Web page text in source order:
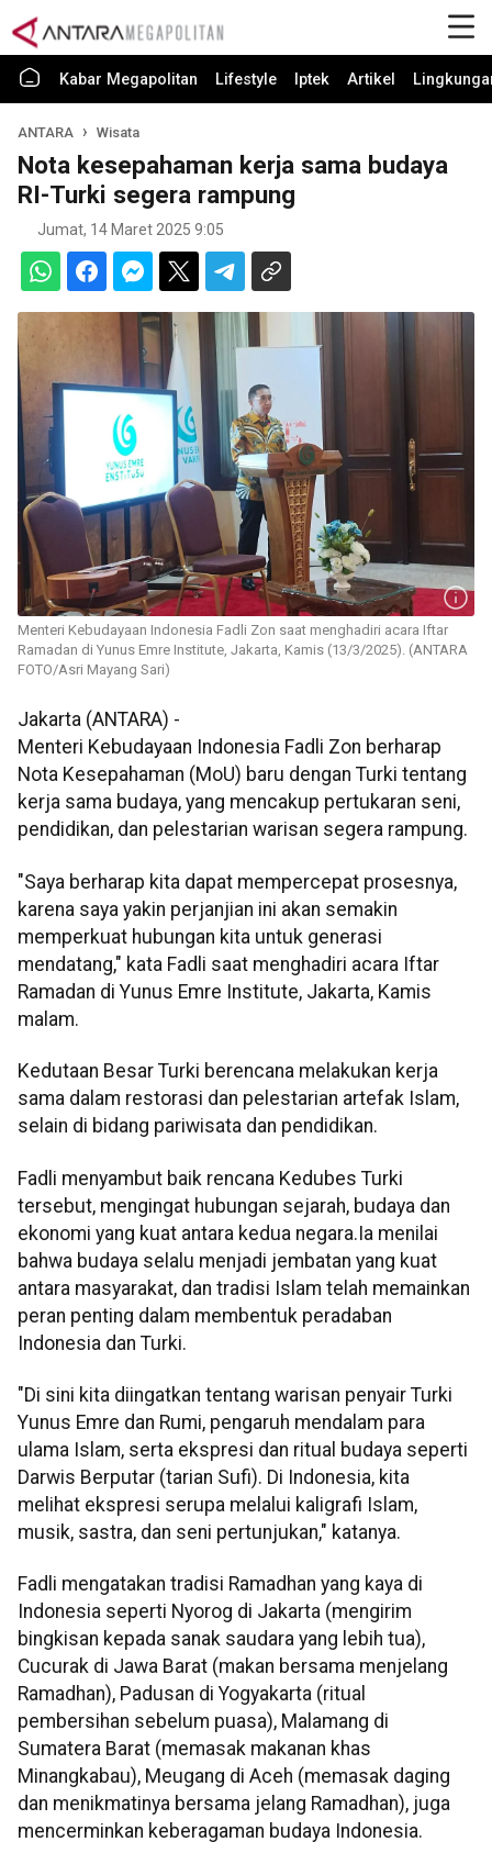
Kabar Megapolitan Lifestyle Iptek Artikel
ANTARA Wisata
Nota kesepahaman kerja sama budaya
RI-Turki segera rampung
Jumat, 14 Maret 2025 9:05
Menteri Kebudayaan Indonesia Fadli Zon saat menghadiri acara Iftar
Ramadan di Yunus Emre Institute, Jakarta, Kamis (13/3/2025). (ANTARA
FOTO/Asri Mayang Sari)
Jakarta (ANTARA) -
Menteri Kebudayaan Indonesia Fadli Zon berharap
Nota Kesepahaman (MoU) baru dengan Turki tentang
kerja sama budaya, yang mencakup pertukaran seni,
pendidikan, dan pelestarian warisan segera rampung.
"Saya berharap kita dapat mempercepat prosesnya,
karena saya yakin perjanjian ini akan semakin
memperkuat hubungan kita untuk generasi
mendatang," kata Fadli saat menghadiri acara Iftar
Ramadan di Yunus Emre Institute, Jakarta, Kamis
malam.
Kedutaan Besar Turki berencana melakukan kerja
sama dalam restorasi dan pelestarian artefak Islam,
selain di bidang pariwisata dan pendidikan.
Fadli menyambut baik rencana Kedubes Turki
tersebut, mengingat hubungan sejarah, budaya dan
ekonomi yang kuat antara kedua negara.Ia menilai
bahwa budaya selalu menjadi jembatan yang kuat
antara masyarakat, dan tradisi Islam telah memainkan
peran penting dalam membentuk peradaban
Indonesia dan Turki.
"Di sini kita diingatkan tentang warisan penyair Turki
Yunus Emre dan Rumi, pengaruh mendalam para
ulama Islam, serta ekspresi dan ritual budaya seperti
Darwis Berputar (tarian Sufi). Di Indonesia, kita
melihat ekspresi serupa melalui kaligrafi Islam,
musik, sastra, dan seni pertunjukan," katanya.
Fadli mengatakan tradisi Ramadhan yang kaya di
Indonesia seperti Nyorog di Jakarta (mengirim
bingkisan kepada sanak saudara yang lebih tua),
Cucurak di Jawa Barat (makan bersama menjelang
Ramadhan), Padusan di Yogyakarta (ritual
pembersihan sebelum puasa), Malamang di
Sumatera Barat (memasak makanan khas
Minangkabau), Meugang di Aceh (memasak daging
dan menikmatinya bersama jelang Ramadhan), juga
mencerminkan keberagaman budaya Indonesia.